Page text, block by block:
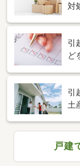
対
引
ど
引
土
戸建